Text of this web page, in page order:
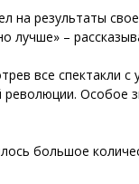
результаты
лучше» –
все спектакли
Особое
большое